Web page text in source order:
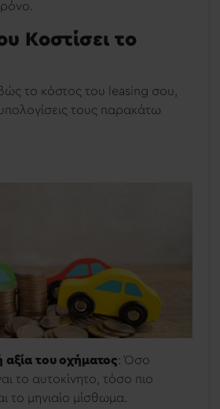
Κοστίσει το
το κόστος του leasing σου,
τους παρακάτω
αξία του οχήματος: Όσο
το αυτοκίνητο, τόσο πιο
το μηνιαίο μίσθωμα.